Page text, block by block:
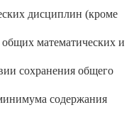
дисциплин (кроме
математических и
сохранения общего
содержания